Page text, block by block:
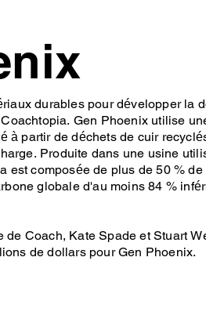
durables pour développer la
Gen Phoenix utilise
à partir de déchets de cuir
Produite dans une usine
est composée de plus de 50 %
globale d'au moins 84 %
Coach, Kate Spade et Stuart
de dollars pour Gen Phoenix.